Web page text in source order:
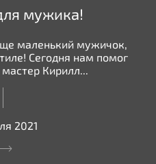
мужика!
маленький мужичок,
Сегодня нам помог
Кирилл...
2021